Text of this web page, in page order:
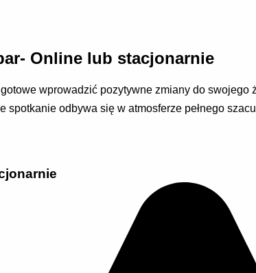
Online lub stacjonarnie
wprowadzić pozytywne zmiany do swojego
spotkanie odbywa się w atmosferze pełnego